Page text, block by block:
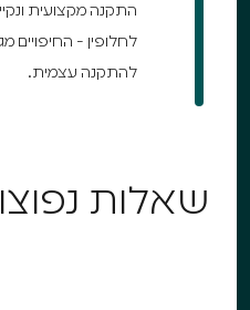
התקנה מקצועית
להתקנה עצמית.
שאלות